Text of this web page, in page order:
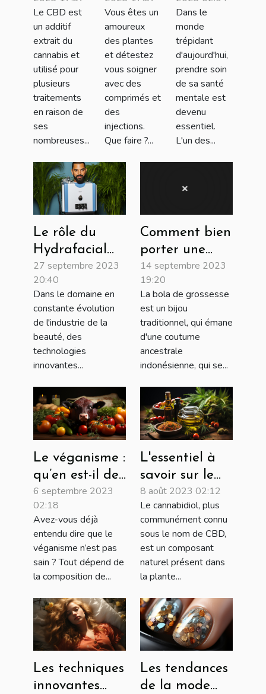
traiter
vos
maladies
de la
peau !
Le CBD est
un additif
extrait du
cannabis et
utilisé pour
plusieurs
traitements
en raison de
ses
nombreuses...
de l’aloe
vera ?
Vous êtes un
amoureux
des plantes
et détestez
vous soigner
avec des
comprimés et
des
injections.
Que faire ?...
pour la
santé
mentale
Dans le
monde
trépidant
d'aujourd'hui,
prendre soin
de sa santé
mentale est
devenu
essentiel.
L'un des...
Le rôle du
Hydrafacial
dans
l'industrie de
la beauté
27 septembre 2023
20:40
Dans le domaine en
constante évolution
de l'industrie de la
beauté, des
technologies
innovantes...
Comment bien
porter une
bola de
grossesse
14 septembre 2023
19:20
La bola de grossesse
est un bijou
traditionnel, qui émane
d'une coutume
ancestrale
indonésienne, qui se...
Le véganisme :
qu’en est-il de
ce mode de vie
?
6 septembre 2023
02:18
Avez-vous déjà
entendu dire que le
véganisme n’est pas
sain ? Tout dépend de
la composition de...
L'essentiel à
savoir sur le
CBD
8 août 2023 02:12
Le cannabidiol, plus
communément connu
sous le nom de CBD,
est un composant
naturel présent dans
la plante...
Les techniques
innovantes
Les tendances
de la mode